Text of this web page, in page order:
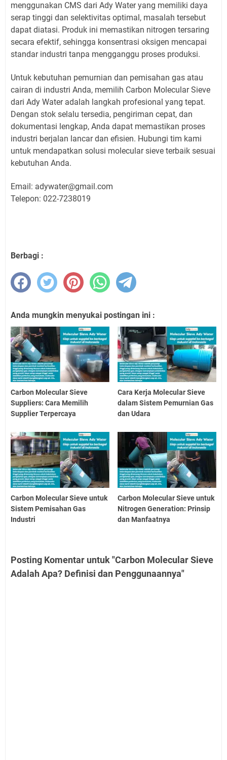
menggunakan CMS dari Ady Water yang memiliki daya
serap tinggi dan selektivitas optimal, masalah tersebut
dapat diatasi. Produk ini memastikan nitrogen tersaring
secara efektif, sehingga konsentrasi oksigen mencapai
standar industri tanpa mengganggu proses produksi.
Untuk kebutuhan pemurnian dan pemisahan gas atau
cairan di industri Anda, memilih Carbon Molecular Sieve
dari Ady Water adalah langkah profesional yang tepat.
Dengan stok selalu tersedia, pengiriman cepat, dan
dokumentasi lengkap, Anda dapat memastikan proses
industri berjalan lancar dan efisien. Hubungi tim kami
untuk mendapatkan solusi molecular sieve terbaik sesuai
kebutuhan Anda.
Email: adywater@gmail.com
Telepon: 022-7238019
Berbagi :
Anda mungkin menyukai postingan ini :
Carbon Molecular Sieve
Suppliers: Cara Memilih
Supplier Terpercaya
Cara Kerja Molecular Sieve
dalam Sistem Pemurnian Gas
dan Udara
Carbon Molecular Sieve untuk
Sistem Pemisahan Gas
Industri
Carbon Molecular Sieve untuk
Nitrogen Generation: Prinsip
dan Manfaatnya
Posting Komentar untuk "Carbon Molecular Sieve
Adalah Apa? Definisi dan Penggunaannya"